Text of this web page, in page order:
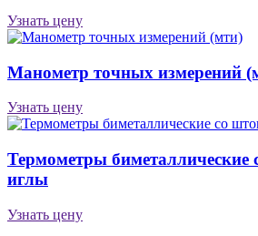
Узнать цену
Манометр точных измерений
Узнать цену
Термометры биметаллические
иглы
Узнать цену